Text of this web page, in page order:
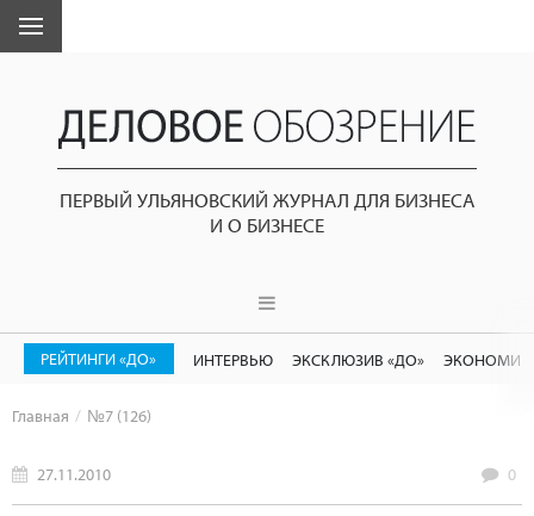
ПЕРВЫЙ УЛЬЯНОВСКИЙ ЖУРНАЛ ДЛЯ БИЗНЕСА
И О БИЗНЕСЕ
РЕЙТИНГИ «ДО» ИНТЕРВЬЮ ЭКСКЛЮЗИВ «ДО»
Главная №7 (126)
27.11.2010 0